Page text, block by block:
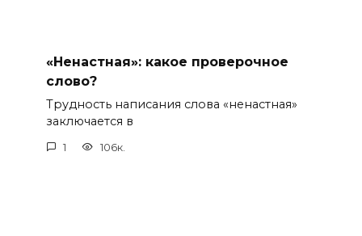
«Ненастная»: какое проверочное
слово?
Трудность написания слова «ненастная»
заключается в
1 106к.